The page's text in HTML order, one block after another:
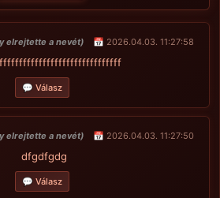
elrejtette a nevét) 📅 2026.04.03. 11:27:58
💬 Válasz
elrejtette a nevét) 📅 2026.04.03. 11:27:50
dfgdfgdg
💬 Válasz